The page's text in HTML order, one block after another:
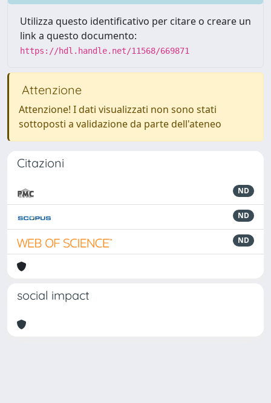
Utilizza questo identificativo per citare o creare un
link a questo documento:
https://hdl.handle.net/11568/669871
Attenzione
Attenzione! I dati visualizzati non sono stati
sottoposti a validazione da parte dell'ateneo
Citazioni
ND
ND
ND
social impact